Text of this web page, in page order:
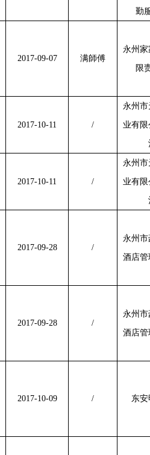
勤
2017-09-07 满師傅
永州
限
2017-10-11 /
永州
业有
2017-10-11 /
永州
业有
2017-09-28 /
永州
酒店管
2017-09-28 /
永州
酒店管
2017-10-09 / 东